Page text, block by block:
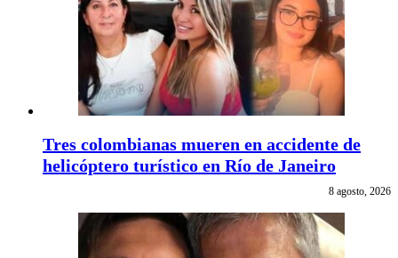
Tres colombianas mueren en accidente de
helicóptero turístico en Río de Janeiro
8 agosto, 2026